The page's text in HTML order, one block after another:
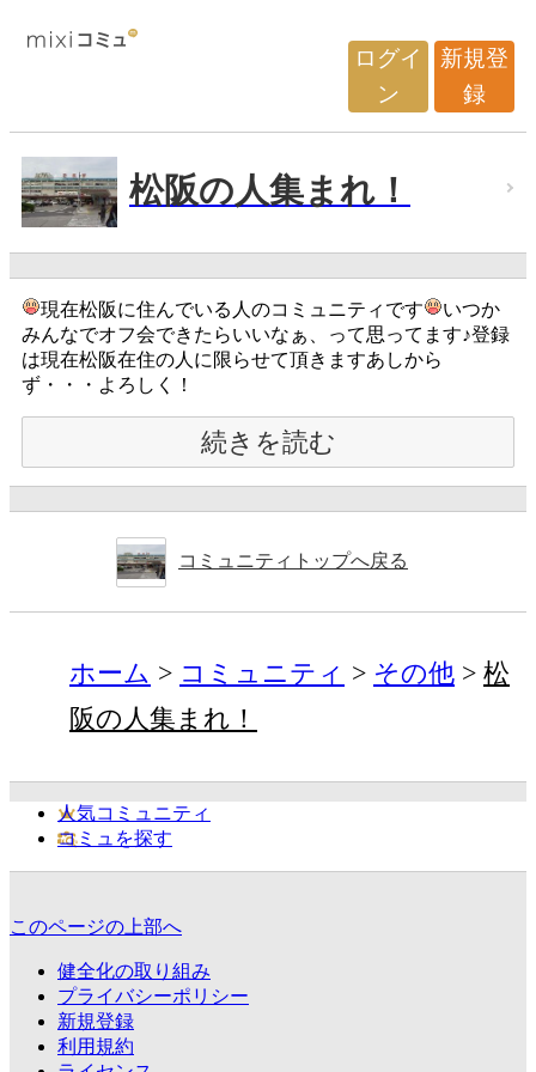
ログイ
ン
新規登
録
松阪の人集まれ！
現在松阪に住んでいる人のコミュニティです
いつか
みんなでオフ会できたらいいなぁ、って思ってます♪登録
は現在松阪在住の人に限らせて頂きますあしから
ず・・・よろしく！
続きを読む
コミュニティトップへ戻る
ホーム コミュニティ その他
松
阪の人集まれ！
人気コミュニティ
コミュを探す
このページの上部へ
健全化の取り組み
プライバシーポリシー
新規登録
利用規約